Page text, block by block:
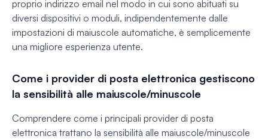
proprio indirizzo email nel modo in cui sono abituati su
diversi dispositivi o moduli, indipendentemente dalle
impostazioni di maiuscole automatiche, è semplicemente
una migliore esperienza utente.
Come i provider di posta elettronica gestiscono
la sensibilità alle maiuscole/minuscole
Comprendere come i principali provider di posta
elettronica trattano la sensibilità alle maiuscole/minuscole